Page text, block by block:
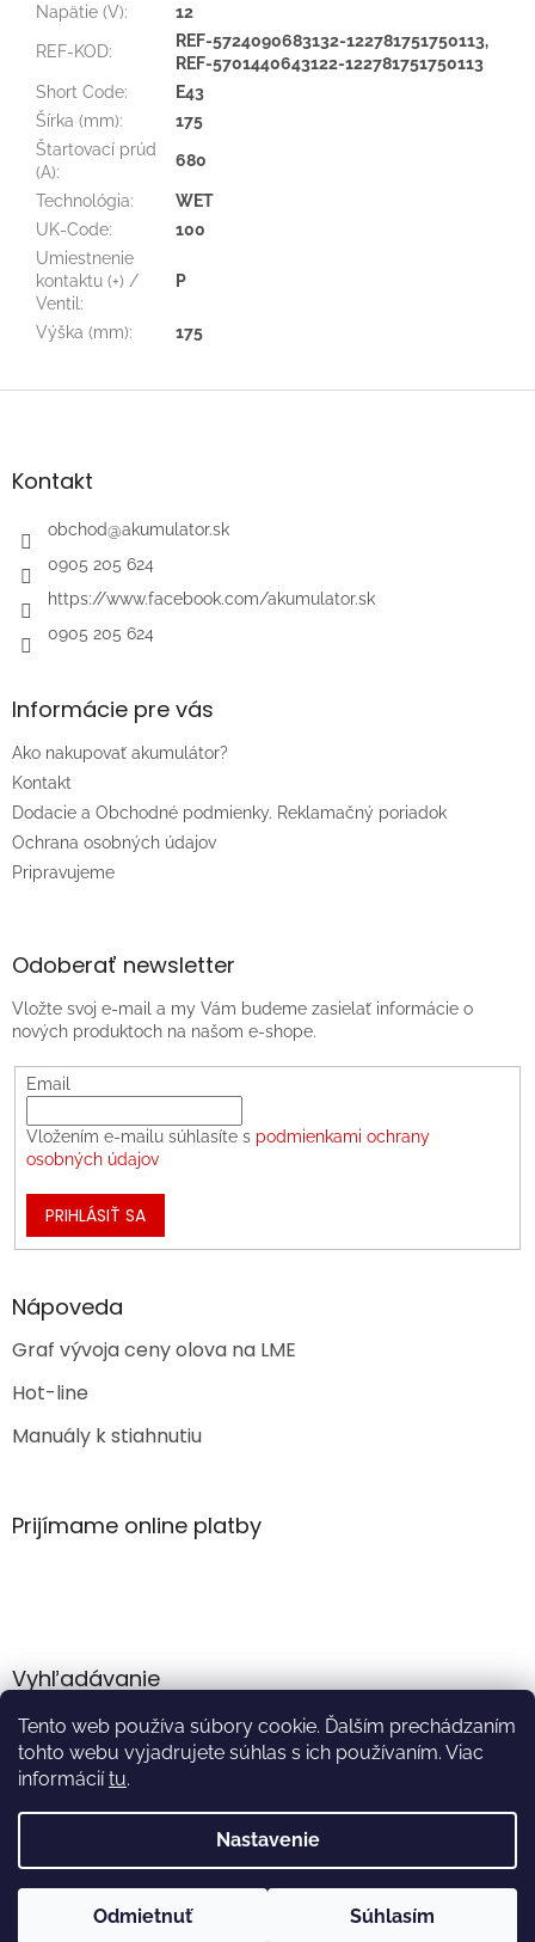
Tento web používa súbory cookie. Ďalším prechádzaním
tohto webu vyjadrujete súhlas s ich používaním. Viac
informáciítu.
Nastavenie
Odmietnuť Súhlasím
Napätie (V): 12
REF-KOD:
REF-5724090683132-122781751750113,
REF-5701440643122-122781751750113
Short Code:
E43
Šírka (mm):
175
Štartovací prúd
(A):
680
Technológia:
WET
UK-Code:
100
Umiestnenie
kontaktu (+) /
Ventil :
P
Výška (mm): 175
Z
äKontakt
obchod@akumulator.sk
0905 205 624
https://www.facebook.com/akumulator.sk
0905 205 624
Informácie pre vás
Ako nakupovať akumulátor?
Kontakt
Dodacie a Obchodné podmienky. Reklamačný poriadok
Ochrana osobných údajov
Pripravujeme
Odoberať newsletter
Vložte svoj e-mail a my Vám budeme zasielať informácie o
nových produktoch na našom e-shope.
Email
Vložením e-mailu súhlasíte s podmienkami ochrany
osobných údajov
PRIHLÁSIŤ SA
Nápoveda
Graf vývoja ceny olova na LME
Hot-line
Manuály k stiahnutiu
Prijímame online platby
Vyhľadávanie
HĽADAŤ
Vytvoril Shoptet
Copyright 2026Akumulator.sk . Všetky práva vyhradené.